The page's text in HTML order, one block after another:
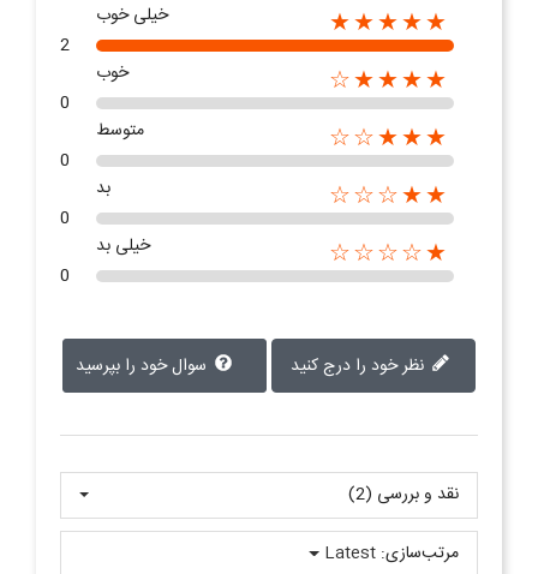
★★★★★
خیلی خوب
2
★★★★☆
خوب
0
★★★☆☆
متوسط
0
★★☆☆☆
بد
0
★☆☆☆☆
خیلی بد
0
سوال خود را بپرسید
نقد و بررسی‌‌ (2)
مرتب‌سازی: Latest